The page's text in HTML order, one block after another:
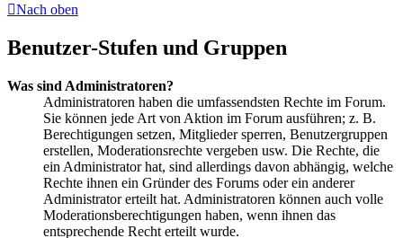
Nach oben
Benutzer-Stufen und Gruppen
Was sind Administratoren?
Administratoren haben die umfassendsten Rechte im Forum.
Sie können jede Art von Aktion im Forum ausführen; z. B.
Berechtigungen setzen, Mitglieder sperren, Benutzergruppen
erstellen, Moderationsrechte vergeben usw. Die Rechte, die
ein Administrator hat, sind allerdings davon abhängig, welche
Rechte ihnen ein Gründer des Forums oder ein anderer
Administrator erteilt hat. Administratoren können auch volle
Moderationsberechtigungen haben, wenn ihnen das
entsprechende Recht erteilt wurde.